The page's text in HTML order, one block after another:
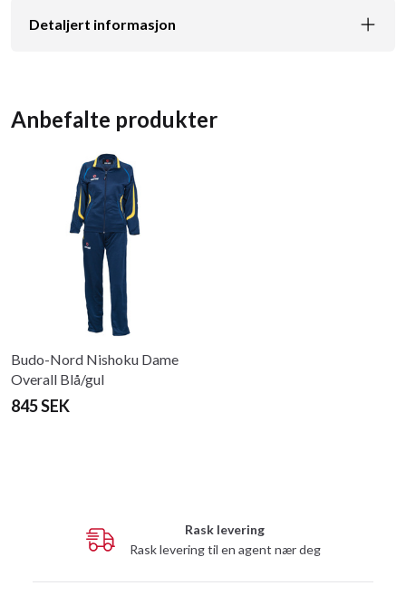
Detaljert informasjon
Anbefalte produkter
Budo-Nord Nishoku Dame
Overall Blå/gul
845 SEK
Rask levering
Rask levering til en agent nær deg